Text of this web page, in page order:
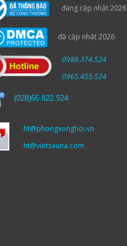
đang cập nhật 2026
đã cập nhật 2026
0989.374.524
0965.455.524
(028)66.822.524
ht@phongxonghoi.vn
ht@vietsauna.com